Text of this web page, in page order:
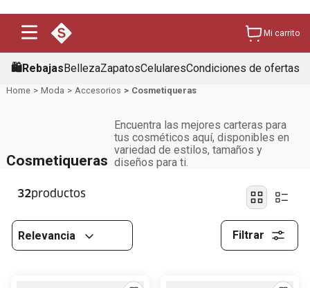
Mi carrito
🛍️RebajasBellezaZapatosCelularesCondiciones de ofertas
Moda Accesorios Cosmetiqueras
Cosmetiqueras
Encuentra las mejores carteras para
tus cosméticos aquí, disponibles en
variedad de estilos, tamaños y
diseños para ti.
32
Relevancia Filtrar